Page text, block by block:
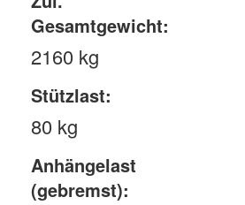
Gesamtgewicht:
2160 kg
Stützlast:
80 kg
Anhängelast
(gebremst):